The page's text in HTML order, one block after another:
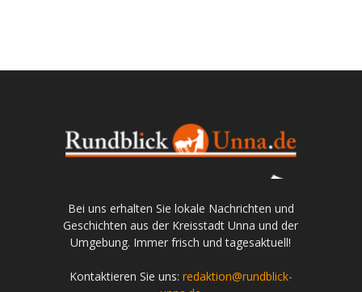
Bei uns erhalten Sie lokale Nachrichten und
Geschichten aus der Kreisstadt Unna und der
Umgebung. Immer frisch und tagesaktuell!
Kontaktieren Sie uns: redaktion@rundblick-